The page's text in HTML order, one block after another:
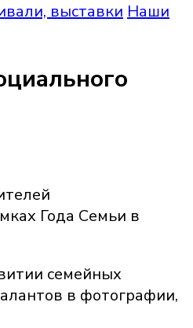
выставки Наши
Года Семьи в
семейных
в фотографии,